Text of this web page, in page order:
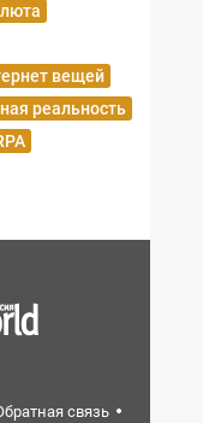
вещей
реальность
связь